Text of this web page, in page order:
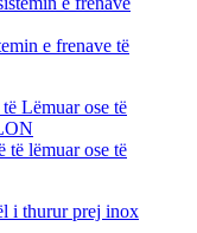
e frenave të
lëmuar ose të